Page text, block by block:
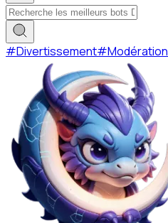
#Divertissement#Modération